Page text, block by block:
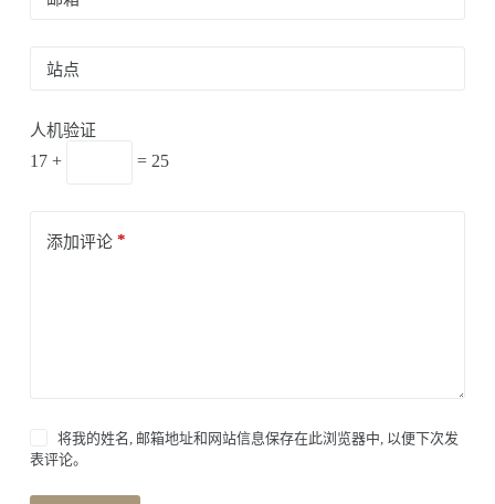
站点
人机验证
17 + = 25
添加评论*
将我的姓名, 邮箱地址和网站信息保存在此浏览器中, 以便下次发
表评论。